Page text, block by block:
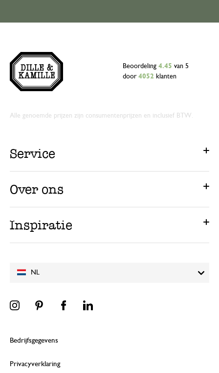
NL
Beoordeling 4.45 van 5
door 4052 klanten
Alle genoemde prijzen zijn consumentenprijzen en inclusief BTW.
Service
Over ons
Inspiratie
Bedrijfsgegevens
Privacyverklaring